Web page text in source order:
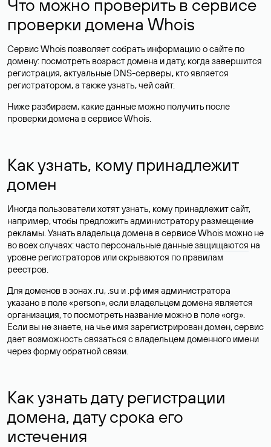
Что можно проверить в сервисе
проверки домена Whois
Сервис Whois позволяет собрать информацию о сайте по
домену: посмотреть возраст домена и дату, когда завершится
регистрация, актуальные DNS-серверы, кто является
регистратором, а также узнать, чей сайт.
Ниже разбираем, какие данные можно получить после
проверки домена в сервисе Whois.
Как узнать, кому принадлежит
домен
Иногда пользователи хотят узнать, кому принадлежит сайт,
например, чтобы предложить администратору размещение
рекламы. Узнать владельца домена в сервисе Whois можно не
во всех случаях: часто персональные данныезащищаются на
уровне регистраторов или скрываются по правилам
реестров.
Для доменов в зонах .ru, .su и .рф имя администратора
указано в поле «person», если владельцем домена является
организация, то посмотреть название можно в поле «org».
Если вы не знаете, на чье имя зарегистрирован домен, сервис
дает возможность связаться с владельцем доменного имени
через форму обратной связи.
Как узнать дату регистрации
домена, дату срока его
истечения